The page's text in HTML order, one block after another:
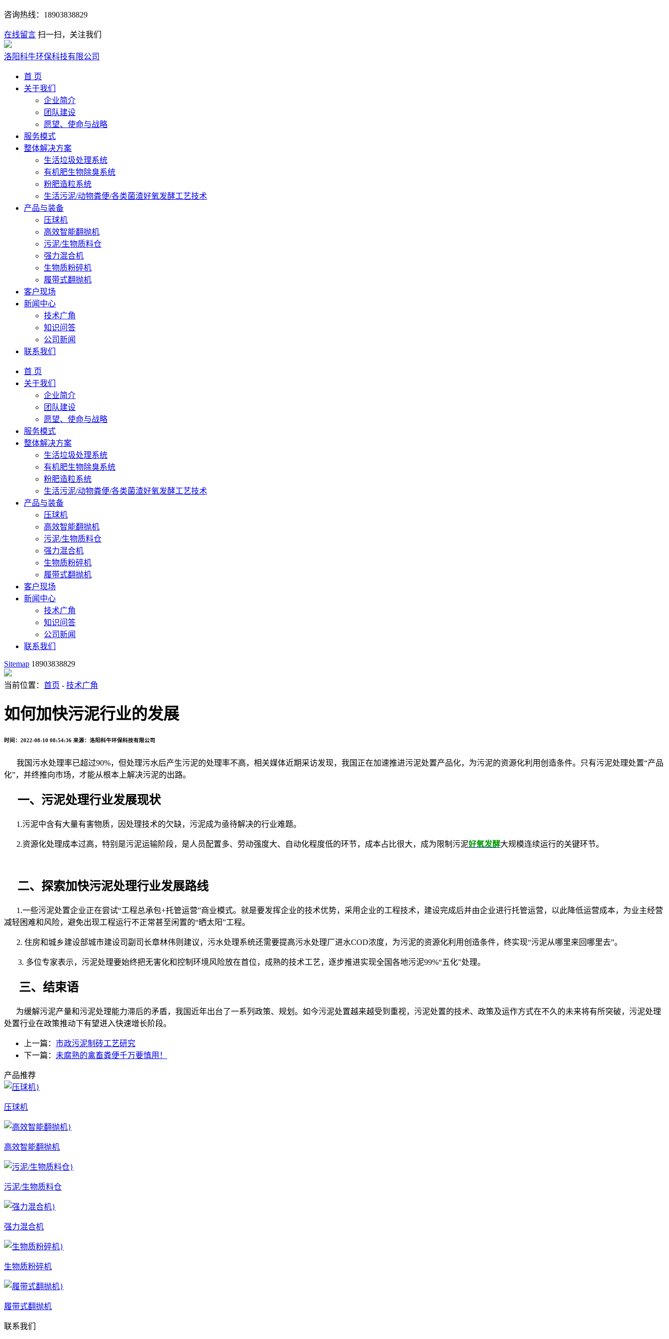
咨询热线： 18903838829
在线留言 扫一扫，关注我们
洛阳科牛环保科技有限公司
首 页
关于我们
企业简介
团队建设
愿望、使命与战略
服务模式
整体解决方案
生活垃圾处理系统
有机肥生物除臭系统
粉肥造粒系统
生活污泥/动物粪便/各类菌渣好氧发酵工艺技术
产品与装备
压球机
高效智能翻抛机
污泥/生物质料仓
强力混合机
生物质粉碎机
履带式翻抛机
客户现场
新闻中心
技术广角
知识问答
公司新闻
联系我们
首 页
关于我们
企业简介
团队建设
愿望、使命与战略
服务模式
整体解决方案
生活垃圾处理系统
有机肥生物除臭系统
粉肥造粒系统
生活污泥/动物粪便/各类菌渣好氧发酵工艺技术
产品与装备
压球机
高效智能翻抛机
污泥/生物质料仓
强力混合机
生物质粉碎机
履带式翻抛机
客户现场
新闻中心
技术广角
知识问答
公司新闻
联系我们
Sitemap 18903838829
当前位置： 首页 - 技术广角
如何加快污泥行业的发展
时间：2022-08-10 08:54:36 来源：洛阳科牛环保科技有限公司
我国污水处理率已超过90%，但处理污水后产生污泥的处理率不高，相关媒体近期采访发现，我国正在加速推进污泥处置产品化，为污泥的资源化利用创造条件。只有污泥处理处置“产品
化”，并终推向市场，才能从根本上解决污泥的出路。
一、 污泥处理行业发展现状
1.污泥中含有大量有害物质，因处理技术的欠缺，污泥成为亟待解决的行业难题。
2.资源化处理成本过高，特别是污泥运输阶段，是人员配置多、劳动强度大、自动化程度低的环节，成本占比很大，成为限制污泥好氧发酵大规模连续运行的关键环节。
二、探索加快污泥处理行业发展路线
1.一些污泥处置企业正在尝试“工程总承包+托管运营”商业模式。就是要发挥企业的技术优势，采用企业的工程技术，建设完成后并由企业进行托管运营，以此降低运营成本，为业主经营
减轻困难和风险，避免出现工程运行不正常甚至闲置的“晒太阳”工程。
2. 住房和城乡建设部城市建设司副司长章林伟则建议，污水处理系统还需要提高污水处理厂进水COD浓度，为污泥的资源化利用创造条件，终实现“污泥从哪里来回哪里去”。
3. 多位专家表示，污泥处理要始终把无害化和控制环境风险放在首位，成熟的技术工艺，逐步推进实现全国各地污泥99%“五化”处理。
三、结束语
为缓解污泥产量和污泥处理能力滞后的矛盾，我国近年出台了一系列政策、规划。如今污泥处置越来越受到重视，污泥处置的技术、政策及运作方式在不久的未来将有所突破，污泥处理
处置行业在政策推动下有望进入快速增长阶段。
上一篇： 市政污泥制砖工艺研究
下一篇： 未腐熟的禽畜粪便千万要慎用！
产品推荐
压球机
高效智能翻抛机
污泥/生物质料仓
强力混合机
生物质粉碎机
履带式翻抛机
联系我们